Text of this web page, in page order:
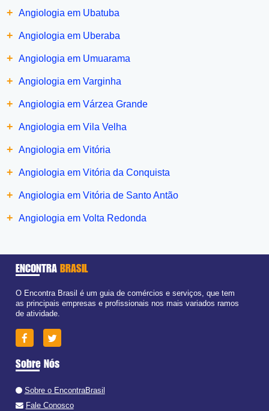
+ Angiologia em Ubatuba
+ Angiologia em Uberaba
+ Angiologia em Umuarama
+ Angiologia em Varginha
+ Angiologia em Várzea Grande
+ Angiologia em Vila Velha
+ Angiologia em Vitória
+ Angiologia em Vitória da Conquista
+ Angiologia em Vitória de Santo Antão
+ Angiologia em Volta Redonda
ENCONTRA BRASIL
O Encontra Brasil é um guia de comércios e serviços, que tem
as principais empresas e profissionais nos mais variados ramos
de atividade.
Sobre Nós
Sobre o EncontraBrasil
Fale Conosco